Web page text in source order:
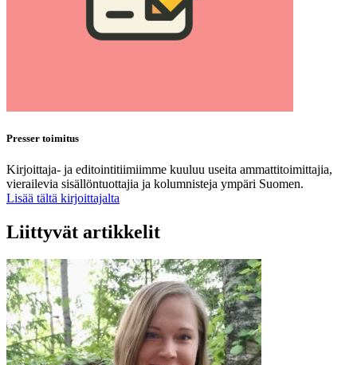
Presser toimitus
Kirjoittaja- ja editointitiimiimme kuuluu useita ammattitoimittajia,
vierailevia sisällöntuottajia ja kolumnisteja ympäri Suomen.
Lisää tältä kirjoittajalta
Liittyvät artikkelit